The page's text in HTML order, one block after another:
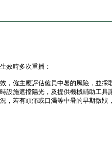
效時多次重播：
僱主應評估僱員中暑的風險，並採
設施遮擋陽光，及提供機械輔助工具
，若有頭痛或口渴等中暑的早期徵狀